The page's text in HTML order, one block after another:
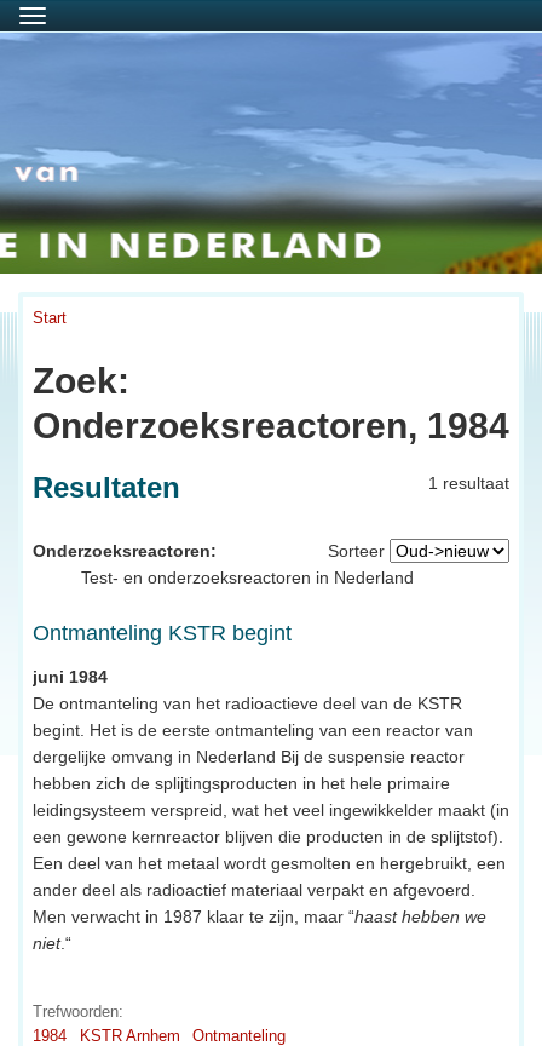
Menu
Start
Zoek:
Onderzoeksreactoren, 1984
1 resultaat
Resultaten
Sorteer
Onderzoeksreactoren:
Test- en onderzoeksreactoren in Nederland
Ontmanteling KSTR begint
juni 1984
De ontmanteling van het radioactieve deel van de KSTR
begint. Het is de eerste ontmanteling van een reactor van
dergelijke omvang in Nederland Bij de suspensie reactor
hebben zich de splijtingsproducten in het hele primaire
leidingsysteem verspreid, wat het veel ingewikkelder maakt (in
een gewone kernreactor blijven die producten in de splijtstof).
Een deel van het metaal wordt gesmolten en hergebruikt, een
ander deel als radioactief materiaal verpakt en afgevoerd.
Men verwacht in 1987 klaar te zijn, maar “haast hebben we
niet.“
Trefwoorden:
1984
KSTR Arnhem Ontmanteling